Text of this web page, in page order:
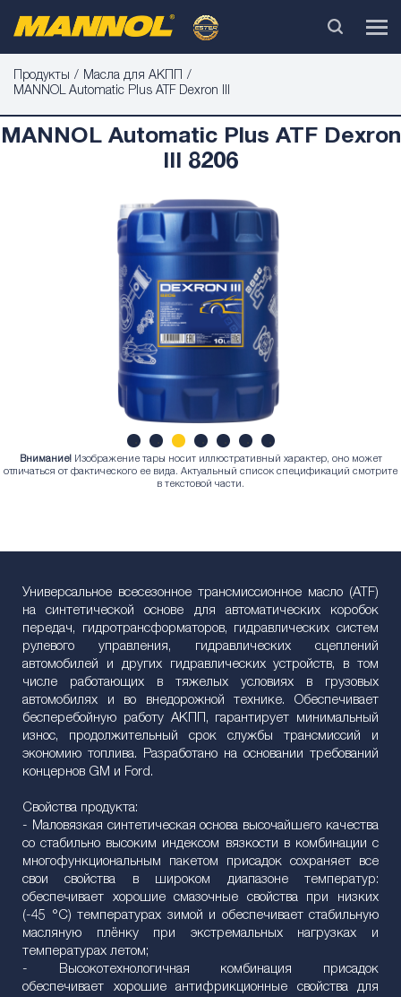
Продукты
Масла для АКПП
MANNOL Automatic Plus ATF Dexron III
MANNOL Automatic Plus ATF Dexron
III 8206
1 2 3 4 5 7
Внимание! Изображение тары носит иллюстративный характер, оно может
отличаться от фактического ее вида. Актуальный список спецификаций смотрите
в текстовой части.
Универсальное всесезонное трансмиссионное масло (ATF)
на синтетической основе для автоматических коробок
передач, гидротрансформаторов, гидравлических систем
рулевого управления, гидравлических сцеплений
автомобилей и других гидравлических устройств, в том
числе работающих в тяжелых условиях в грузовых
автомобилях и во внедорожной технике. Обеспечивает
бесперебойную работу АКПП, гарантирует минимальный
износ, продолжительный срок службы трансмиссий и
экономию топлива. Разработано на основании требований
концернов GM и Ford.
Свойства продукта:
- Маловязкая синтетическая основа высочайшего качества
со стабильно высоким индексом вязкости в комбинации с
многофункциональным пакетом присадок сохраняет все
свои свойства в широком диапазоне температур:
обеспечивает хорошие смазочные свойства при низких
(-45 °C) температурах зимой и обеспечивает стабильную
масляную плёнку при экстремальных нагрузках и
температурах летом;
- Высокотехнологичная комбинация присадок
обеспечивает хорошие антифрикционные свойства для